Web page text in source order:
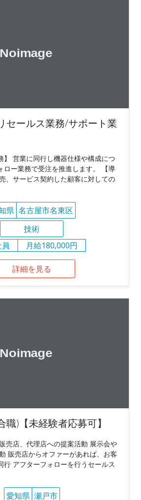
セールス業務/サポート業
】 営業に同行し機器仕様や構成につ
ロー業務で受注を推進します。 【導
、サービス契約した顧客に対しての
県 名古屋市名東区
技術
月給180,000円
詳細を見る
職)【未経験者応募可】
売店、代理店への提案活動 展示会や
販売店からオファーがあれば、お客
行 アフターフォローを行うセールス
愛知県 瀬戸市